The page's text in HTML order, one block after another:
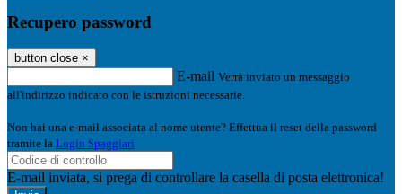
Recupero password
button close ×
E-mail Verrà inviato un messaggio
all'indirizzo indicato con le istruzioni necessarie.
Non hai una e-mail associata al nome utente? Effettua il reset della password
tramite la Login Spaggiari
E-mail inviata, si prega di controllare la casella di posta elettronica!